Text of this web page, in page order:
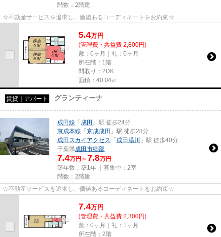
階数：2階建
☆不動産サービスを追求し、価値あるコーディネートをお約束☆
5.4万円
(管理費・共益費 2,800円)
敷：0ヶ月｜礼：0ヶ月
所在階：1階
間取り：2DK
面積：40.04㎡
賃貸｜アパート グランティーナ
成田線 「成田 」駅 徒歩24分
京成本線 「京成成田 」駅 徒歩28分
成田スカイアクセス
「成田湯川
」駅 徒歩40分
千葉県成田市郷部
7.4万円～7.8万円
築年数：築1年 ｜募集中： 2室
階数：2階建
☆不動産サービスを追求し、価値あるコーディネートをお約束☆
7.4万円
(管理費・共益費 2,300円)
敷：0ヶ月｜礼：1ヶ月
所在階：2階